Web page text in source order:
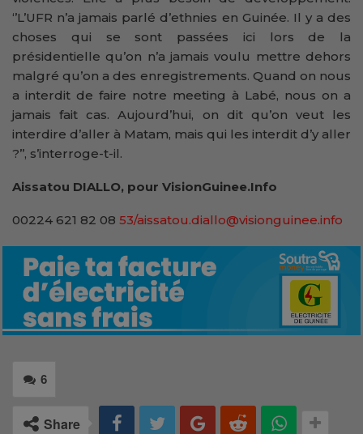
‘’L’UFR n’a jamais parlé d’ethnies en Guinée. Il y a des
choses qui se sont passées ici lors de la
présidentielle qu’on n’a jamais voulu mettre dehors
malgré qu’on a des enregistrements. Quand on nous
a interdit de faire notre meeting à Labé, nous on a
jamais fait cas. Aujourd’hui, on dit qu’on veut les
interdire d’aller à Matam, mais qui les interdit d’y aller
?’’, s’interroge-t-il.
Aissatou DIALLO, pour VisionGuinee.Info
00224 621 82 08 53/aissatou.diallo@visionguinee.info
6
Share